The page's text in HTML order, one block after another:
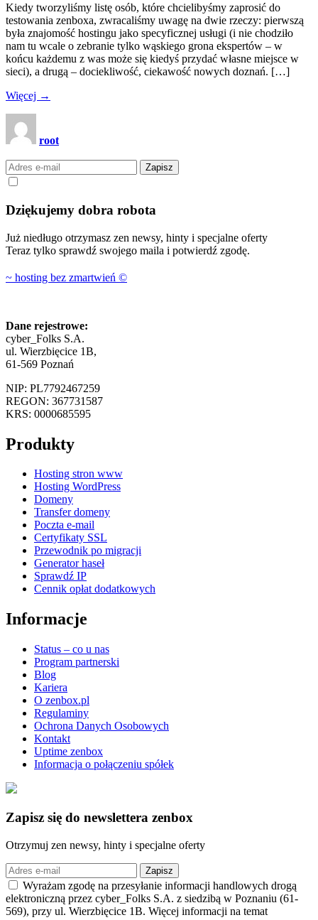
Kiedy tworzyliśmy listę osób, które chcielibyśmy zaprosić do
testowania zenboxa, zwracaliśmy uwagę na dwie rzeczy: pierwszą
była znajomość hostingu jako specyficznej usługi (i nie chodziło
nam tu wcale o zebranie tylko wąskiego grona ekspertów – w
końcu każdemu z was może się kiedyś przydać własne miejsce w
sieci), a drugą – dociekliwość, ciekawość nowych doznań. […]
Więcej →
root
Zapisz
Dziękujemy dobra robota
Już niedługo otrzymasz zen newsy, hinty i specjalne oferty
Teraz tylko sprawdź swojego maila i potwierdź zgodę.
~ hosting bez zmartwień ©
Dane rejestrowe:
cyber_Folks S.A.
ul. Wierzbięcice 1B,
61-569 Poznań
NIP: PL7792467259
REGON: 367731587
KRS: 0000685595
Produkty
Hosting stron www
Hosting WordPress
Domeny
Transfer domeny
Poczta e-mail
Certyfikaty SSL
Przewodnik po migracji
Generator haseł
Sprawdź IP
Cennik opłat dodatkowych
Informacje
Status – co u nas
Program partnerski
Blog
Kariera
O zenbox.pl
Regulaminy
Ochrona Danych Osobowych
Kontakt
Uptime zenbox
Informacja o połączeniu spółek
Zapisz się do newslettera zenbox
Otrzymuj zen newsy, hinty i specjalne oferty
Zapisz
Wyrażam zgodę na przesyłanie informacji handlowych drogą
elektroniczną przez cyber_Folks S.A. z siedzibą w Poznaniu (61-
569), przy ul. Wierzbięcice 1B. Więcej informacji na temat